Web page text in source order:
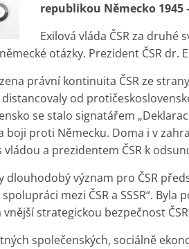
republikou Německo 1945
Exilová vláda ČSR za druhé
otázky. Prezident ČSR
právní kontinuita ČSR ze
distancovaly od
se stalo signatářem
boji proti Německu. Doma i v
vládou a prezidentem ČSR k
dlouhodobý význam pro ČSR
mezi ČSR a SSSR“.
strategickou bezpečnost
společenských, sociálně